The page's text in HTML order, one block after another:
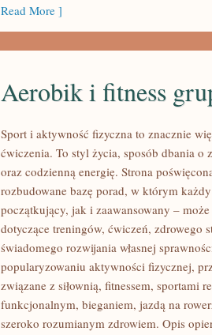
Read More ]
Aerobik i fitness
Sport i aktywność fizyczna to znacznie
ćwiczenia. To styl życia, sposób dbania o
oraz codzienną energię. Strona
rozbudowane bazę porad, w którym
początkujący, jak i zaawansowany –
dotyczące treningów, ćwiczeń, zdrowego
świadomego rozwijania własnej
popularyzowaniu aktywności fizycznej,
związane z siłownią, fitnessem, sportami
funkcjonalnym, bieganiem, jazdą na
szeroko rozumianym zdrowiem. Opis